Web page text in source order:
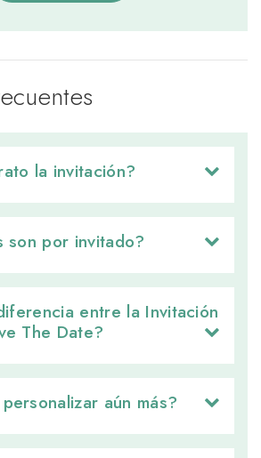
la invitación?
son por invitado?
entre la Invitación
The Date?
aún más?